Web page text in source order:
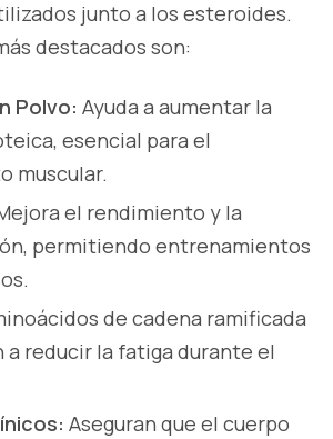
junto a los esteroides.
destacados son:
Polvo: Ayuda a aumentar la
esencial para el
muscular.
el rendimiento y la
permitiendo entrenamientos
de cadena ramificada
a reducir la fatiga durante el
Aseguran que el cuerpo